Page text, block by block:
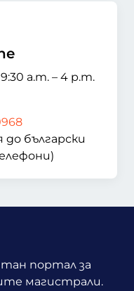
a.m. – 4 p.m.
до български
портал за
магистрали.